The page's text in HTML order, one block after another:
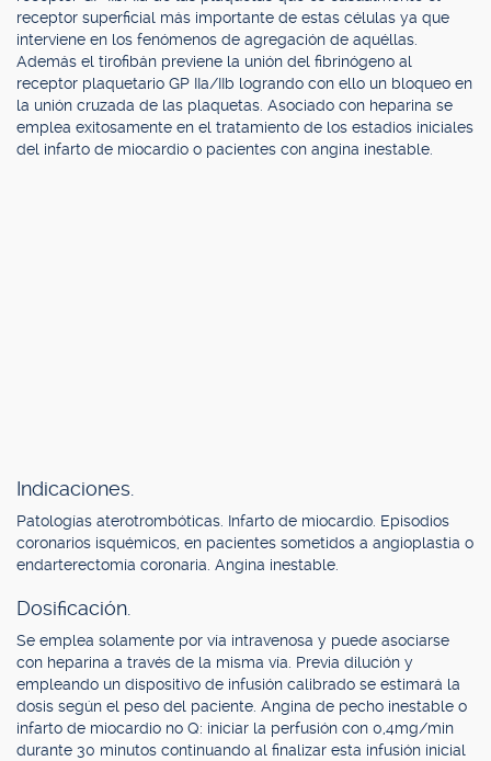
receptor superficial más importante de estas células ya que
interviene en los fenómenos de agregación de aquéllas.
Además el tirofibán previene la unión del fibrinógeno al
receptor plaquetario GP IIa/IIb logrando con ello un bloqueo en
la unión cruzada de las plaquetas. Asociado con heparina se
emplea exitosamente en el tratamiento de los estadios iniciales
del infarto de miocardio o pacientes con angina inestable.
Indicaciones.
Patologías aterotrombóticas. Infarto de miocardio. Episodios
coronarios isquémicos, en pacientes sometidos a angioplastia o
endarterectomía coronaria. Angina inestable.
Dosificación.
Se emplea solamente por vía intravenosa y puede asociarse
con heparina a través de la misma vía. Previa dilución y
empleando un dispositivo de infusión calibrado se estimará la
dosis según el peso del paciente. Angina de pecho inestable o
infarto de miocardio no Q: iniciar la perfusión con 0,4mg/min
durante 30 minutos continuando al finalizar esta infusión inicial